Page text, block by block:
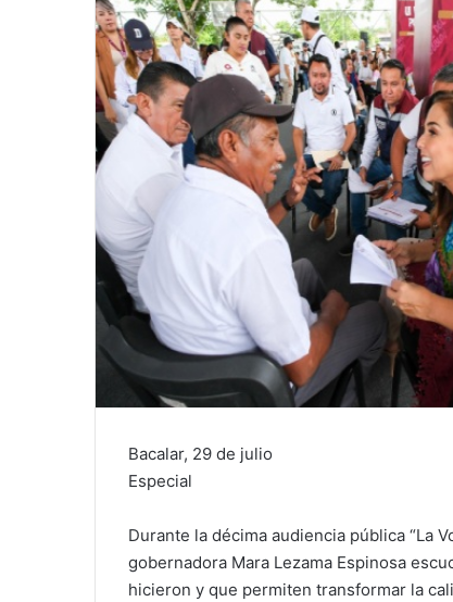
Bacalar, 29 de julio
Especial
Durante la décima audiencia pública “La
gobernadora Mara Lezama Espinosa
hicieron y que permiten transformar la